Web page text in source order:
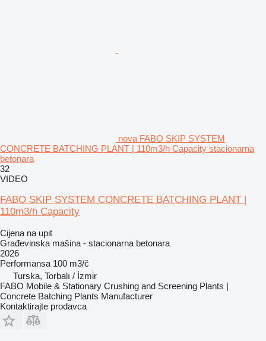
nova FABO SKIP SYSTEM
CONCRETE BATCHING PLANT | 110m3/h Capacity stacionarna
betonara
32
VIDEO
FABO SKIP SYSTEM CONCRETE BATCHING PLANT |
110m3/h Capacity
Cijena na upit
Građevinska mašina - stacionarna betonara
2026
Performansa 100 m3/č
Turska, Torbalı / İzmir
FABO Mobile & Stationary Crushing and Screening Plants |
Concrete Batching Plants Manufacturer
Kontaktirajte prodavca